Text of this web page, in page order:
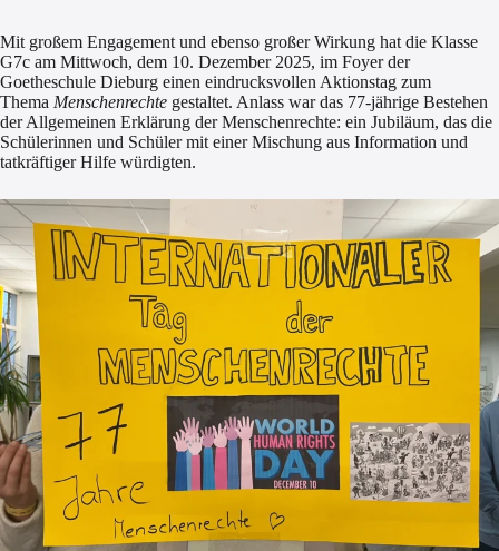
Mit großem Engagement und ebenso großer Wirkung hat die Klasse
G7c am Mittwoch, dem 10. Dezember 2025, im Foyer der
Goetheschule Dieburg einen eindrucksvollen Aktionstag zum
Thema Menschenrechte gestaltet. Anlass war das 77-jährige Bestehen
der Allgemeinen Erklärung der Menschenrechte: ein Jubiläum, das die
Schülerinnen und Schüler mit einer Mischung aus Information und
tatkräftiger Hilfe würdigten.